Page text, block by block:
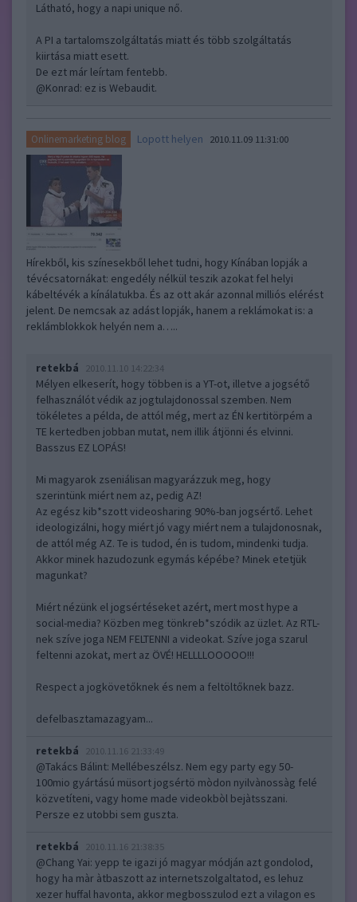
Látható, hogy a napi unique nő.
A PI a tartalomszolgáltatás miatt és több szolgáltatás
kiirtása miatt esett.
De ezt már leírtam fentebb.
@Konrad: ez is Webaudit.
Onlinemarketing blog Lopott helyen 2010.11.09 11:31:00
Hírekből, kis színesekből lehet tudni, hogy Kínában lopják a
tévécsatornákat: engedély nélkül teszik azokat fel helyi
kábeltévék a kínálatukba. És az ott akár azonnal milliós elérést
jelent. De nemcsak az adást lopják, hanem a reklámokat is: a
reklámblokkok helyén nem a…..
retekbá 2010.11.10 14:22:34
Mélyen elkeserít, hogy többen is a YT-ot, illetve a jogsétő
felhasználót védik az jogtulajdonossal szemben. Nem
tökéletes a példa, de attól még, mert az ÉN kertitörpém a
TE kertedben jobban mutat, nem illik átjönni és elvinni.
Basszus EZ LOPÁS!
Mi magyarok zseniálisan magyarázzuk meg, hogy
szerintünk miért nem az, pedig AZ!
Az egész kib*szott videosharing 90%-ban jogsértő. Lehet
ideologizálni, hogy miért jó vagy miért nem a tulajdonosnak,
de attól még AZ. Te is tudod, én is tudom, mindenki tudja.
Akkor minek hazudozunk egymás képébe? Minek etetjük
magunkat?
Miért nézünk el jogsértéseket azért, mert most hype a
social-media? Közben meg tönkreb*szódik az üzlet. Az RTL-
nek szíve joga NEM FELTENNI a videokat. Szíve joga szarul
feltenni azokat, mert az ÖVÉ! HELLLLOOOOO!!!
Respect a jogkövetőknek és nem a feltöltőknek bazz.
defelbasztamazagyam...
retekbá 2010.11.16 21:33:49
@Takács Bálint: Mellébeszélsz. Nem egy party egy 50-
100mio gyártású müsort jogsértö mòdon nyilvànossàg felé
közvetíteni, vagy home made videokbòl bejàtsszani.
Persze ez utobbi sem guszta.
retekbá 2010.11.16 21:38:35
@Chang Yai: yepp te igazi jó magyar módján azt gondolod,
hogy ha màr àtbaszott az internetszolgaltatod, es lehuz
xezer huffal havonta, akkor megbosszulod ezt a vilagon es